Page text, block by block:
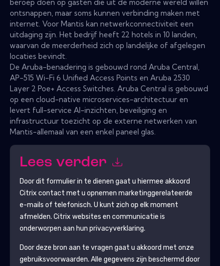
beroep doen op gasten die uit de moderne wereld willen
ontsnappen, maar soms kunnen verbinding maken met
internet. Voor Mantis kan netwerkconnectiviteit een
uitdaging zijn. Het bedrijf heeft 22 hotels in 10 landen,
waarvan de meerderheid zich op landelijke of afgelegen
locaties bevindt.
De Aruba-benadering is gebouwd rond Aruba Central,
AP-515 Wi-Fi 6 Unified Access Points en Aruba 2530
Layer 2 Poe+ Access Switches. Aruba Central is gebouwd
op een cloud-native microservices-architectuur en
levert full-service AI-inzichten, beveiliging en
infrastructuur toezicht op de externe netwerken van
Mantis-allemaal van een enkel paneel glas.
Lees verder
Door dit formulier in te dienen gaat u hiermee akkoord
Citrix contact met u opnemen marketinggerelateerde
e-mails of telefonisch. U kunt zich op elk moment
afmelden. Citrix websites en communicatie is
onderworpen aan hun privacyverklaring.
Door deze bron aan te vragen gaat u akkoord met onze
gebruiksvoorwaarden. Alle gegevens zijn beschermd door